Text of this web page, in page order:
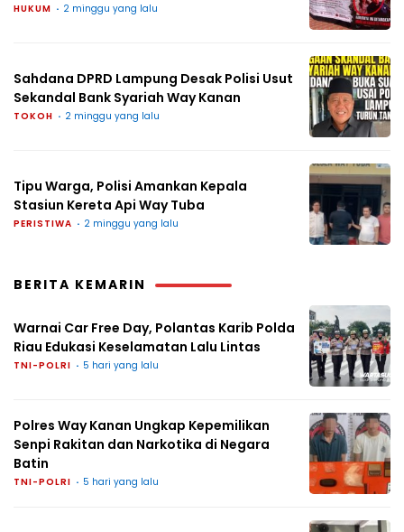
HUKUM 2 minggu yang lalu
Sahdana DPRD Lampung Desak Polisi Usut
Sekandal Bank Syariah Way Kanan
TOKOH 2 minggu yang lalu
Tipu Warga, Polisi Amankan Kepala
Stasiun Kereta Api Way Tuba
PERISTIWA 2 minggu yang lalu
BERITA KEMARIN
Warnai Car Free Day, Polantas Karib Polda
Riau Edukasi Keselamatan Lalu Lintas
TNI-POLRI 5 hari yang lalu
Polres Way Kanan Ungkap Kepemilikan
Senpi Rakitan dan Narkotika di Negara
Batin
TNI-POLRI 5 hari yang lalu